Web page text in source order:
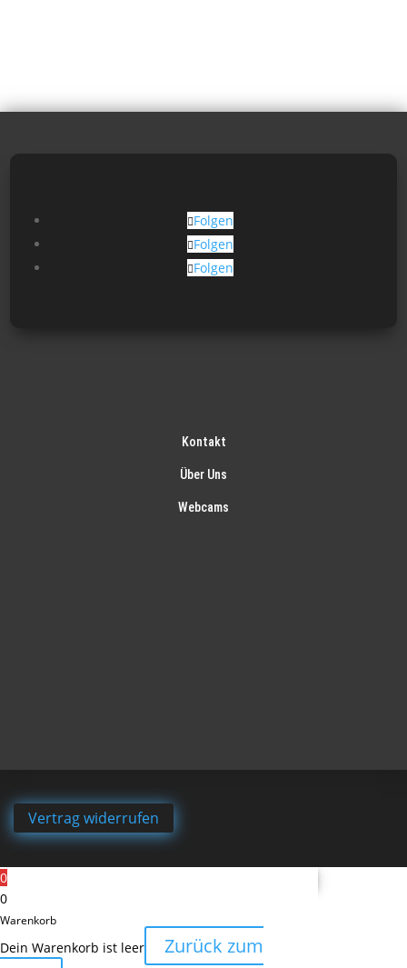
Folgen
Folgen
Folgen
Kontakt
Über Uns
Webcams
Vertrag widerrufen
0
0
Warenkorb
Dein Warenkorb ist leer
Zurück zum